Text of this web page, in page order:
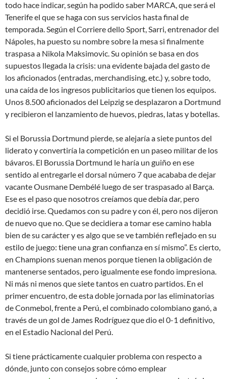
todo hace indicar, según ha podido saber MARCA, que será el
Tenerife el que se haga con sus servicios hasta final de
temporada. Según el Corriere dello Sport, Sarri, entrenador del
Nápoles, ha puesto su nombre sobre la mesa si finalmente
traspasa a Nikola Maksimovic. Su opinión se basa en dos
supuestos llegada la crisis: una evidente bajada del gasto de
los aficionados (entradas, merchandising, etc.) y, sobre todo,
una caída de los ingresos publicitarios que tienen los equipos.
Unos 8.500 aficionados del Leipzig se desplazaron a Dortmund
y recibieron el lanzamiento de huevos, piedras, latas y botellas.
Si el Borussia Dortmund pierde, se alejaría a siete puntos del
liderato y convertiría la competición en un paseo militar de los
bávaros. El Borussia Dortmund le haría un guiño en ese
sentido al entregarle el dorsal número 7 que acababa de dejar
vacante Ousmane Dembélé luego de ser traspasado al Barça.
Ese es el paso que nosotros creíamos que debía dar, pero
decidió irse. Quedamos con su padre y con él, pero nos dijeron
de nuevo que no. Que se decidiera a tomar ese camino habla
bien de su carácter y es algo que se ve también reflejado en su
estilo de juego: tiene una gran confianza en sí mismo”. Es cierto,
en Champions suenan menos porque tienen la obligación de
mantenerse sentados, pero igualmente ese fondo impresiona.
Ni más ni menos que siete tantos en cuatro partidos. En el
primer encuentro, de esta doble jornada por las eliminatorias
de Conmebol, frente a Perú, el combinado colombiano ganó, a
través de un gol de James Rodríguez que dio el 0-1 definitivo,
en el Estadio Nacional del Perú.
Si tiene prácticamente cualquier problema con respecto a
dónde, junto con consejos sobre cómo emplear